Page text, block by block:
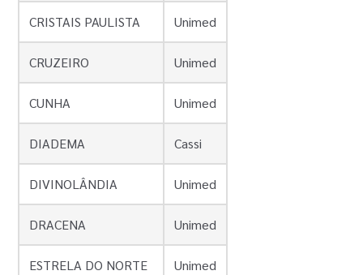
CRISTAIS PAULISTA Unimed
CRUZEIRO Unimed
CUNHA Unimed
DIADEMA Cassi
DIVINOLÂNDIA Unimed
DRACENA Unimed
ESTRELA DO NORTE Unimed